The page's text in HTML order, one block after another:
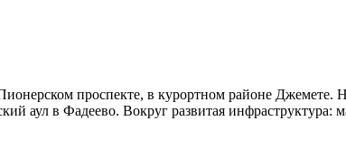
проспекте, в курортном районе Джемете.
аул в Фадеево. Вокруг развитая инфраструктура: